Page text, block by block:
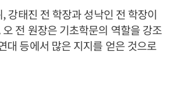
강태진 전 학장과 성낙인 전 학장이
전 원장은 기초학문의 역할을 강조
대 등에서 많은 지지를 얻은 것으로